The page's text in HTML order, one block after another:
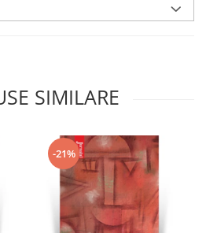
SIMILARE
-21%